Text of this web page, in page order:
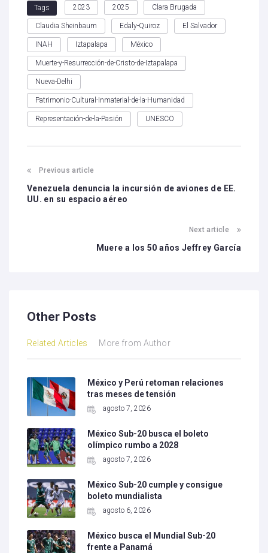
Tags 2023 2025 Clara Brugada
Claudia Sheinbaum Edaly-Quiroz El Salvador
INAH Iztapalapa México
Muerte-y-Resurrección-de-Cristo-de-Iztapalapa
Nueva-Delhi
Patrimonio-Cultural-Inmaterial-de-la-Humanidad
Representación-de-la-Pasión UNESCO
Previous article
Venezuela denuncia la incursión de aviones de EE.
UU. en su espacio aéreo
Next article
Muere a los 50 años Jeffrey García
Other Posts
Related Articles More from Author
México y Perú retoman relaciones
tras meses de tensión
agosto 7, 2026
México Sub-20 busca el boleto
olímpico rumbo a 2028
agosto 7, 2026
México Sub-20 cumple y consigue
boleto mundialista
agosto 6, 2026
México busca el Mundial Sub-20
frente a Panamá